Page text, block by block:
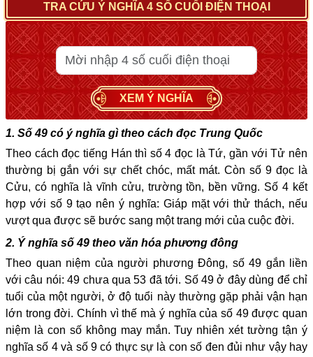
TRA CỨU Ý NGHĨA 4 SỐ CUỐI ĐIỆN THOẠI
XEM Ý NGHĨA
1. Số 49 có ý nghĩa gì theo cách đọc Trung Quốc
Theo cách đọc tiếng Hán thì số 4 đọc là Tứ, gần với Tử nên
thường bị gắn với sự chết chóc, mất mát. Còn số 9 đọc là
Cửu, có nghĩa là vĩnh cửu, trường tồn, bền vững. Số 4 kết
hợp với số 9 tạo nên ý nghĩa: Giáp mặt với thử thách, nếu
vượt qua được sẽ bước sang một trang mới của cuộc đời.
2. Ý nghĩa số 49 theo văn hóa phương đông
Theo quan niệm của người phương Đông, số 49 gắn liền
với câu nói: 49 chưa qua 53 đã tới. Số 49 ở đây dùng để chỉ
tuổi của một người, ở độ tuổi này thường gặp phải vận hạn
lớn trong đời. Chính vì thế mà ý nghĩa của số 49 được quan
niệm là con số không may mắn. Tuy nhiên xét tường tận ý
nghĩa số 4 và số 9 có thực sự là con số đen đủi như vậy hay